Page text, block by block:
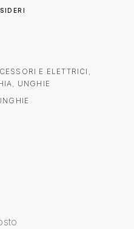
E ELETTRICI ,
, UNGHIE